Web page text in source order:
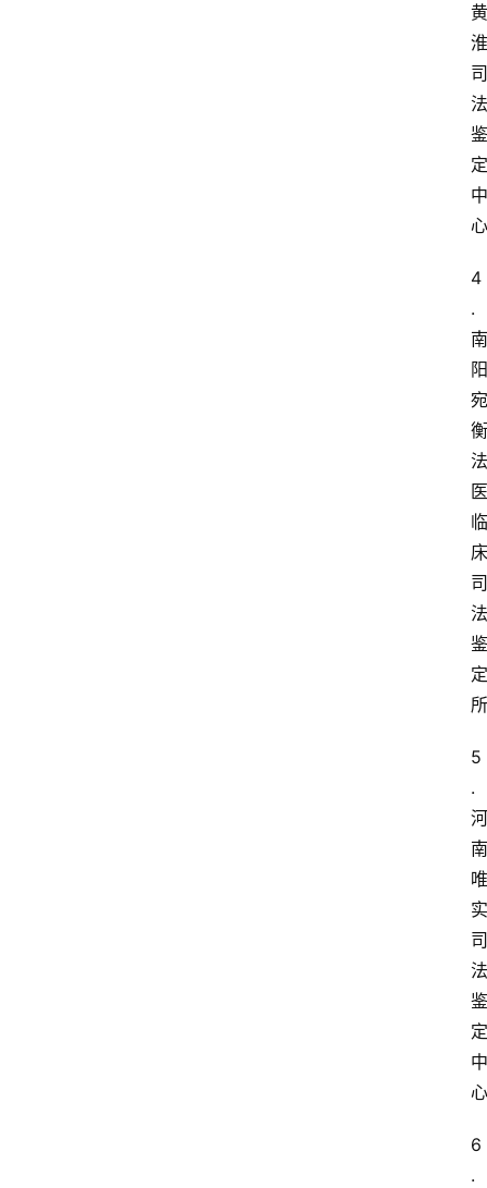
黄
淮
司
法
鉴
定
中
心
4
.
南
阳
宛
衡
法
医
临
床
司
法
鉴
定
所
5
.
河
南
唯
实
司
法
鉴
定
中
心
6
.